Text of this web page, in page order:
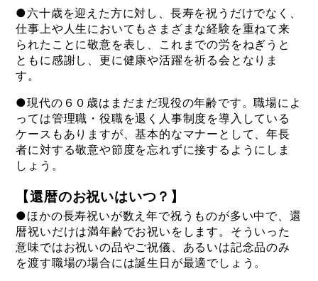
●六十歳を迎えた方に対し、長寿を祝うだけでなく、
仕事上や人生においてもさまざまな経験を重ねて来
られたことに敬意を表し、これまでの労をねぎうと
ともに感謝し、更に健康や活躍を祈る会となりま
す。
●現代の６０歳はまだまだ現役の年齢です。職場によ
っては管理職・役職を退く人事制度を導入している
ケースもありますが、基本的なマナーとして、年長
者に対する敬意や節度を忘れずに接するようにしま
しょう。
【還暦のお祝いはいつ？】
●ほかの長寿祝いが数え年で祝うものが多い中で、還
暦祝いだけは満年齢でお祝いをします。そういった
意味ではお祝いの品やご祝儀、あるいは記念品のみ
を渡す職場の場合には誕生日が最適でしょう。